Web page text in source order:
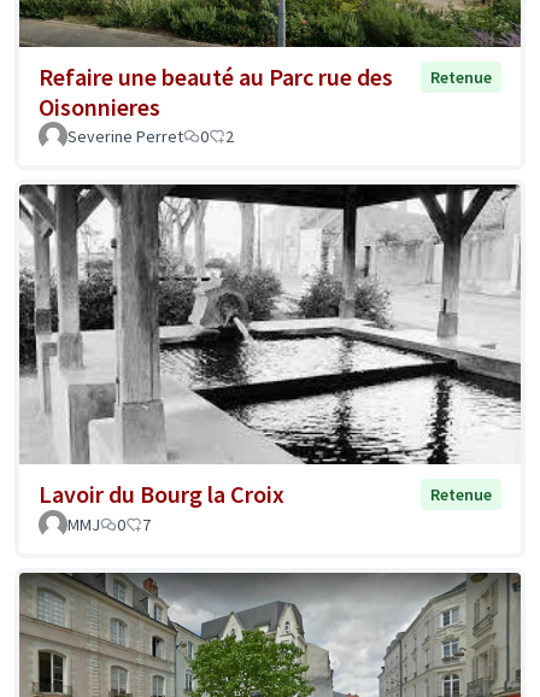
Refaire une beauté au Parc rue des
Oisonnieres
Retenue
Severine Perret 0 2
Lavoir du Bourg la Croix
Retenue
MMJ
0 7